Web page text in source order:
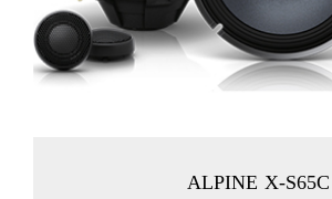
ALPINE X-S65C